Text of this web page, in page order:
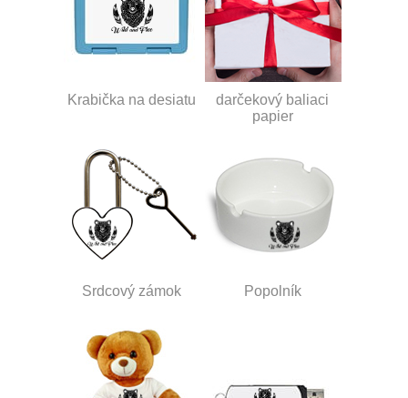
Krabička na desiatu
darčekový baliaci
papier
Srdcový zámok Popolník